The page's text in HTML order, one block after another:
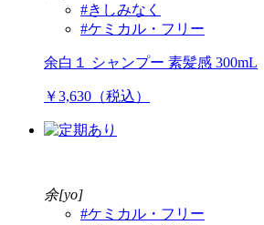
#きしみなく
#ケミカル・フリー
余白１ シャンプー 素髪感 300mL
￥3,630（税込）
余[yo]
#ケミカル・フリー